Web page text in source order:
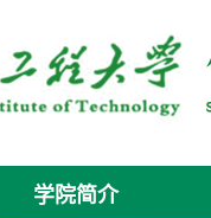
学院简介